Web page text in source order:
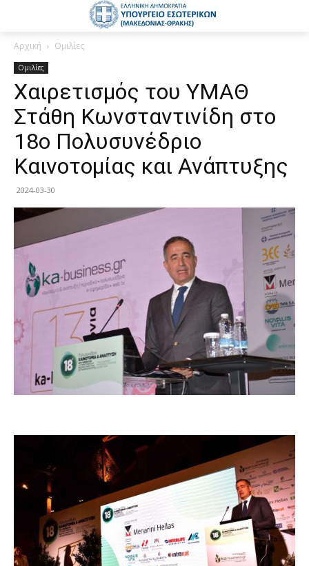
Αρχική Ομιλίες
Ομιλίες
Χαιρετισμός του ΥΜΑΘ
Στάθη Κωνσταντινίδη στο
18ο Πολυσυνέδριο
Καινοτομίας και Ανάπτυξης
2024-03-30